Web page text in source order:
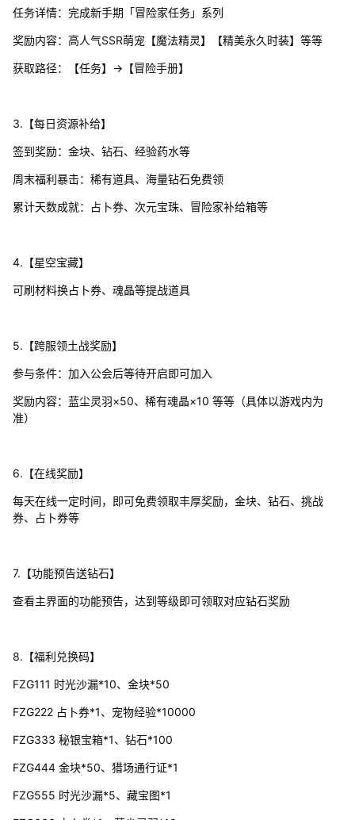
任务详情：完成新手期「冒险家任务」系列
奖励内容：高人气SSR萌宠【魔法精灵】【精美永久时装】等等
获取路径：【任务】→【冒险手册】
3.【每日资源补给】
签到奖励：金块、钻石、经验药水等
周末福利暴击：稀有道具、海量钻石免费领
累计天数成就：占卜券、次元宝珠、冒险家补给箱等
4.【星空宝藏】
可刷材料换占卜券、魂晶等提战道具
5.【跨服领土战奖励】
参与条件：加入公会后等待开启即可加入
奖励内容：蓝尘灵羽×50、稀有魂晶×10 等等（具体以游戏内为
准）
6.【在线奖励】
每天在线一定时间，即可免费领取丰厚奖励，金块、钻石、挑战
券、占卜券等
7.【功能预告送钻石】
查看主界面的功能预告，达到等级即可领取对应钻石奖励
8.【福利兑换码】
FZG111 时光沙漏*10、金块*50
FZG222 占卜券*1、宠物经验*10000
FZG333 秘银宝箱*1、钻石*100
FZG444 金块*50、猎场通行证*1
FZG555 时光沙漏*5、藏宝图*1